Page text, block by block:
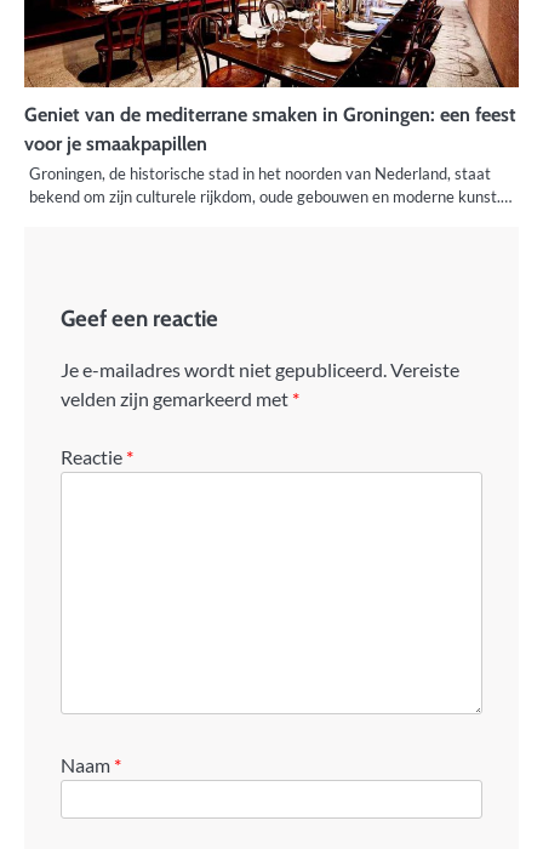
Geniet van de mediterrane smaken in Groningen: een feest
voor je smaakpapillen
Groningen, de historische stad in het noorden van Nederland, staat
bekend om zijn culturele rijkdom, oude gebouwen en moderne kunst.…
Geef een reactie
Je e-mailadres wordt niet gepubliceerd.Vereiste
velden zijn gemarkeerd met *
Reactie *
Naam *